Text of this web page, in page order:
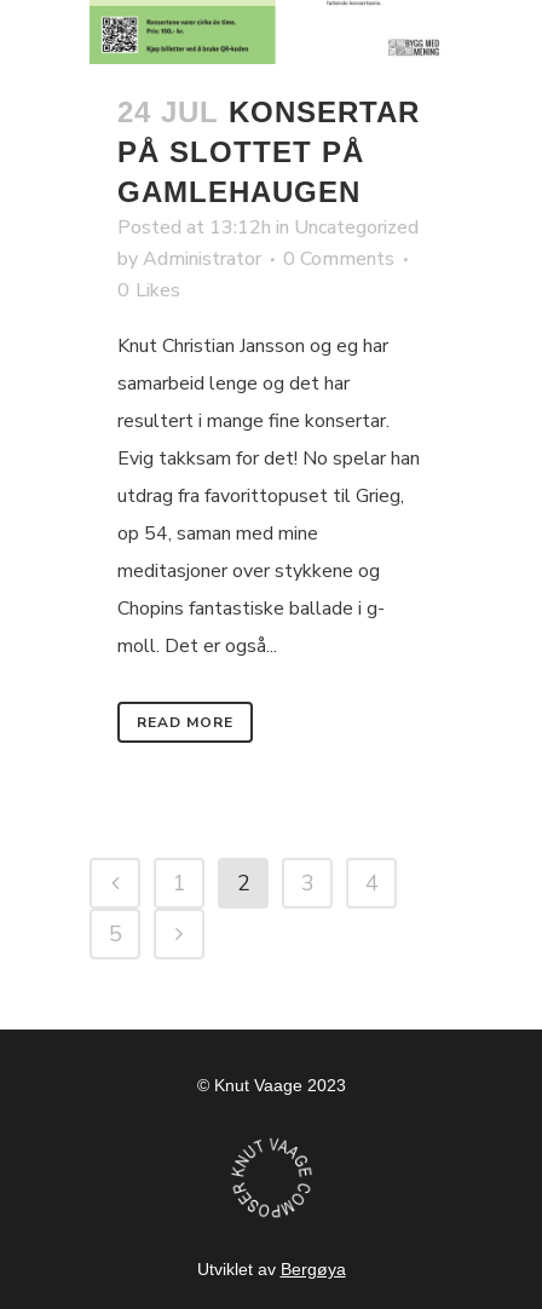
24 JUL KONSERTAR
PÅ SLOTTET PÅ
GAMLEHAUGEN
Posted at 13:12h in Uncategorized
byAdministrator
0 Comments
0 Likes
Knut Christian Jansson og eg har
samarbeid lenge og det har
resultert i mange fine konsertar.
Evig takksam for det! No spelar han
utdrag fra favorittopuset til Grieg,
op 54, saman med mine
meditasjoner over stykkene og
Chopins fantastiske ballade i g-
moll. Det er også...
READ MORE
1 2 3
4
5
© Knut Vaage 2023
Utviklet av Bergøya